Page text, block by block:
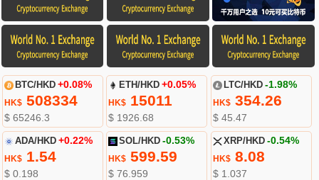
BTC/HKD +0.08%
HK$508334
$ 65246.3
ETH/HKD +0.05%
HK$ 15011
$ 1926.68
LTC/HKD -1.98%
HK$354.26
$ 45.47
ADA/HKD +0.22%
HK$1.54
$ 0.198
SOL/HKD -0.53%
HK$ 599.59
$ 76.959
XRP/HKD -0.54%
HK$8.08
$ 1.037